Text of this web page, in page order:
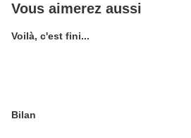
Vous aimerez aussi
Voilà, c'est fini...
Bilan